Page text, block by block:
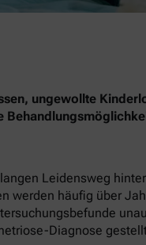
ungewollte
Leidensweg
häufig über
Diagnose